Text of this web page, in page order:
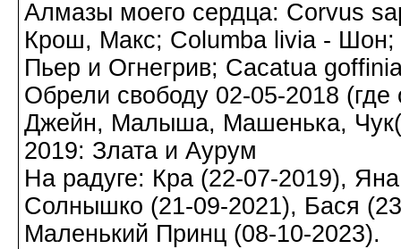
Алмазы моего сердца: Corvus
Крош, Макс; Columba livia -
Пьер и Огнегрив; Cacatua
Обрели свободу 02-05-2018
Джейн, Малыша, Машенька,
2019: Злата и Аурум
На радуге: Кра (22-07-2019),
Солнышко (21-09-2021), Бася
Маленький Принц (08-10-2023).